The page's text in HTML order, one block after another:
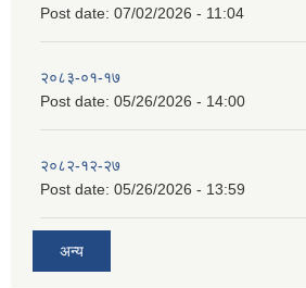
Post date: 07/02/2026 - 11:04
२०८३-०१-१७
Post date: 05/26/2026 - 14:00
२०८२-१२-२७
Post date: 05/26/2026 - 13:59
अन्य